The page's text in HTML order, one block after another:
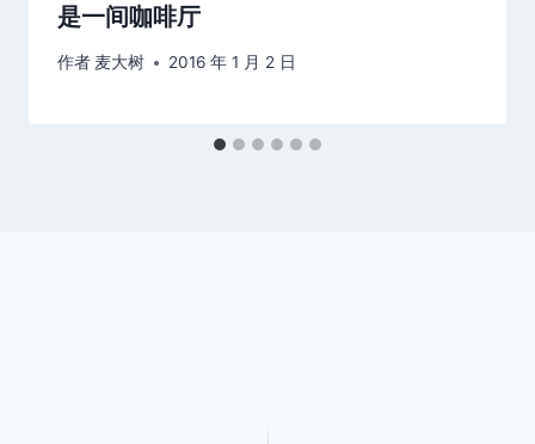
是一间咖啡厅
作者 麦大树 2016 年 1 月 2 日